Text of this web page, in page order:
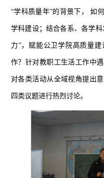
“学科质量年”的背景下， 如
学科建设；结合各系、各学
力”，赋能公卫学院高质量
作？针对教职工生活工作中
对各类活动从全域视角提出
四类议题进行热烈讨论。